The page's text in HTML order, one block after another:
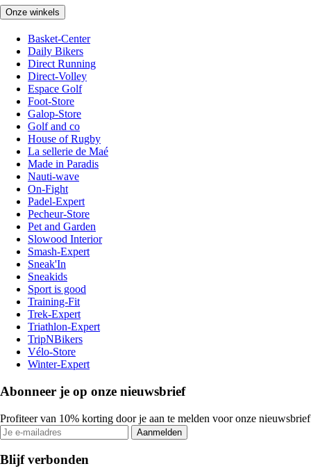
Onze winkels
Basket-Center
Daily Bikers
Direct Running
Direct-Volley
Espace Golf
Foot-Store
Galop-Store
Golf and co
House of Rugby
La sellerie de Maé
Made in Paradis
Nauti-wave
On-Fight
Padel-Expert
Pecheur-Store
Pet and Garden
Slowood Interior
Smash-Expert
Sneak'In
Sneakids
Sport is good
Training-Fit
Trek-Expert
Triathlon-Expert
TripNBikers
Vélo-Store
Winter-Expert
Abonneer je op onze nieuwsbrief
Profiteer van 10% korting door je aan te melden voor onze nieuwsbrief
Aanmelden
Blijf verbonden